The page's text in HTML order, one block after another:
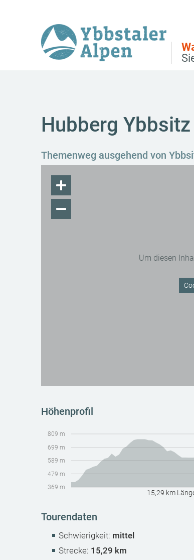
Hubberg
Themenweg ausgehend von
Um diesen
Höhenprofil
369 m
479 m
589 m
699 m
809 m
15,29 km
Tourendaten
Schwierigkeit: mittel
Strecke: 15,29 km